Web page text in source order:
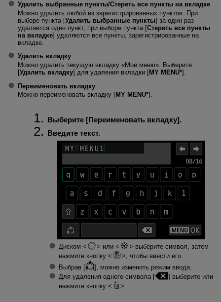
Удалить выбранные пункты/Стереть все пункты на вкладке
Можно удалить любой из зарегистрированных пунктов. При
выборе пункта [Удалить выбранные пункты] за один раз
удаляется один пункт, при выборе пункта [Стереть все пункты
на вкладке] удаляются все пункты, зарегистрированные на
вкладке.
Удалить вкладку
Можно удалить текущую вкладку «Мое меню». Выберите
[Удалить вкладку] для удаления вкладки [MY MENU*].
Переименовать вкладку
Можно переименовать вкладку [MY MENU*].
Выберите [Переименовать вкладку].
Введите текст.
Диском или
выберите символ, затем
нажмите кнопку
, чтобы ввести его.
Выбрав [
], можно изменить режим ввода.
Для удаления одного символа [
] выберите или
нажмите кнопку
.